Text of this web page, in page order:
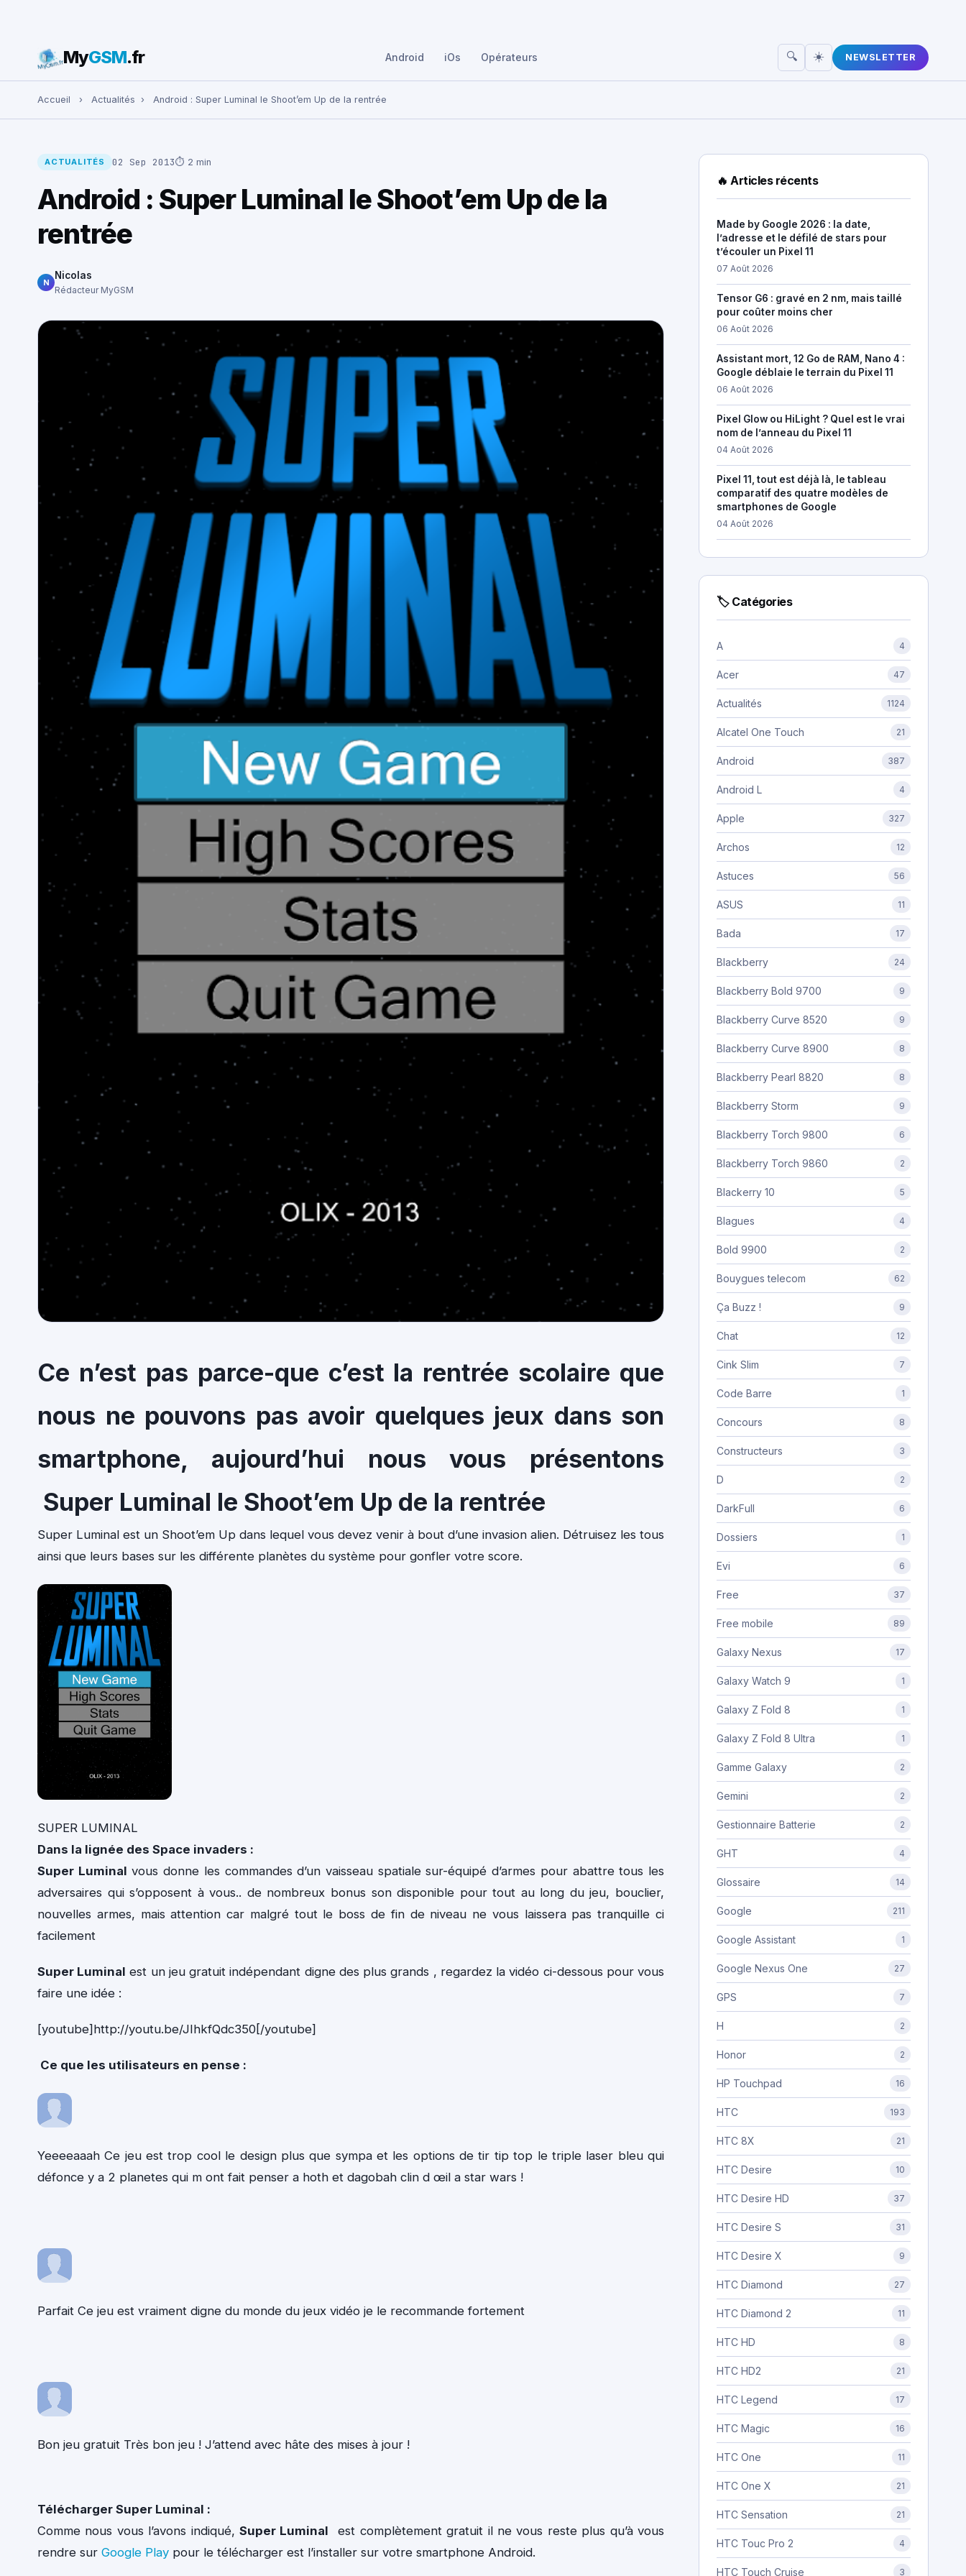
Rechercher :
MyGSM.fr Android iOs Opérateurs 🔍 ☀️ NEWSLETTER
Accueil › Actualités › Android : Super Luminal le Shoot’em Up de la rentrée
ACTUALITÉS 02 Sep 2013⏱ 2 min
Android : Super Luminal le Shoot’em Up de la
rentrée
N
Nicolas
Rédacteur MyGSM
Ce n’est pas parce-que c’est la rentrée scolaire que
nous ne pouvons pas avoir quelques jeux dans son
smartphone, aujourd’hui nous vous présentons
Super Luminal le Shoot’em Up de la rentrée
Super Luminal est un Shoot’em Up dans lequel vous devez venir à bout d’une invasion alien. Détruisez les tous
ainsi que leurs bases sur les différente planètes du système pour gonfler votre score.
SUPER LUMINAL
Dans la lignée des Space invaders :
Super Luminal vous donne les commandes d’un vaisseau spatiale sur-équipé d’armes pour abattre tous les
adversaires qui s’opposent à vous.. de nombreux bonus son disponible pour tout au long du jeu, bouclier,
nouvelles armes, mais attention car malgré tout le boss de fin de niveau ne vous laissera pas tranquille ci
facilement
Super Luminal est un jeu gratuit indépendant digne des plus grands , regardez la vidéo ci-dessous pour vous
faire une idée :
[youtube]http://youtu.be/JIhkfQdc350[/youtube]
Ce que les utilisateurs en pense :
Yeeeeaaah Ce jeu est trop cool le design plus que sympa et les options de tir tip top le triple laser bleu qui
défonce y a 2 planetes qui m ont fait penser a hoth et dagobah clin d œil a star wars !
Parfait Ce jeu est vraiment digne du monde du jeux vidéo je le recommande fortement
Bon jeu gratuit Très bon jeu ! J’attend avec hâte des mises à jour !
Télécharger Super Luminal :
Comme nous vous l’avons indiqué,Super Luminal est complètement gratuit il ne vous reste plus qu’à vous
rendre sur Google Play pour le télécharger est l’installer sur votre smartphone Android.
🔥 Articles récents
Made by Google 2026 : la date,
l’adresse et le défilé de stars pour
t’écouler un Pixel 11
07 Août 2026
Tensor G6 : gravé en 2 nm, mais taillé
pour coûter moins cher
06 Août 2026
Assistant mort, 12 Go de RAM, Nano 4 :
Google déblaie le terrain du Pixel 11
06 Août 2026
Pixel Glow ou HiLight ? Quel est le vrai
nom de l’anneau du Pixel 11
04 Août 2026
Pixel 11, tout est déjà là, le tableau
comparatif des quatre modèles de
smartphones de Google
04 Août 2026
🏷 Catégories
A 4
Acer 47
Actualités 1124
Alcatel One Touch 21
Android 387
Android L 4
Apple 327
Archos 12
Astuces 56
ASUS 11
Bada 17
Blackberry 24
Blackberry Bold 9700 9
Blackberry Curve 8520 9
Blackberry Curve 8900 8
Blackberry Pearl 8820 8
Blackberry Storm 9
Blackberry Torch 9800 6
Blackberry Torch 9860 2
Blackerry 10 5
Blagues 4
Bold 9900 2
Bouygues telecom 62
Ça Buzz ! 9
Chat 12
Cink Slim 7
Code Barre 1
Concours 8
Constructeurs 3
D 2
DarkFull 6
Dossiers 1
Evi 6
Free 37
Free mobile 89
Galaxy Nexus 17
Galaxy Watch 9 1
Galaxy Z Fold 8 1
Galaxy Z Fold 8 Ultra 1
Gamme Galaxy 2
Gemini 2
Gestionnaire Batterie 2
GHT 4
Glossaire 14
Google 211
Google Assistant 1
Google Nexus One 27
GPS 7
H 2
Honor 2
HP Touchpad 16
HTC 193
HTC 8X 21
HTC Desire 10
HTC Desire HD 37
HTC Desire S 31
HTC Desire X 9
HTC Diamond 27
HTC Diamond 2 11
HTC HD 8
HTC HD2 21
HTC Legend 17
HTC Magic 16
HTC One 11
HTC One X 21
HTC Sensation 21
HTC Touc Pro 2 4
HTC Touch Cruise 3